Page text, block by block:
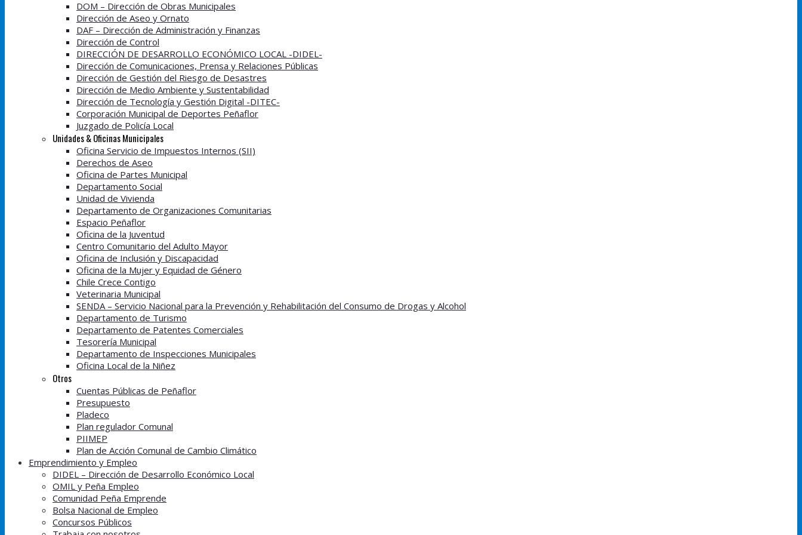
DOM – Dirección de Obras Municipales
Dirección de Aseo y Ornato
DAF – Dirección de Administración y Finanzas
Dirección de Control
DIRECCIÓN DE DESARROLLO ECONÓMICO LOCAL -DIDEL-
Dirección de Comunicaciones, Prensa y Relaciones Públicas
Dirección de Gestión del Riesgo de Desastres
Dirección de Medio Ambiente y Sustentabilidad
Dirección de Tecnología y Gestión Digital -DITEC-
Corporación Municipal de Deportes Peñaflor
Juzgado de Policía Local
Unidades & Oficinas Municipales
Oficina Servicio de Impuestos Internos (SII)
Derechos de Aseo
Oficina de Partes Municipal
Departamento Social
Unidad de Vivienda
Departamento de Organizaciones Comunitarias
Espacio Peñaflor
Oficina de la Juventud
Centro Comunitario del Adulto Mayor
Oficina de Inclusión y Discapacidad
Oficina de la Mujer y Equidad de Género
Chile Crece Contigo
Veterinaria Municipal
SENDA – Servicio Nacional para la Prevención y Rehabilitación del Consumo de Drogas y Alcohol
Departamento de Turismo
Departamento de Patentes Comerciales
Tesorería Municipal
Departamento de Inspecciones Municipales
Oficina Local de la Niñez
Otros
Cuentas Públicas de Peñaflor
Presupuesto
Pladeco
Plan regulador Comunal
PIIMEP
Plan de Acción Comunal de Cambio Climático
Emprendimiento y Empleo
DIDEL – Dirección de Desarrollo Económico Local
OMIL y Peña Empleo
Comunidad Peña Emprende
Bolsa Nacional de Empleo
Concursos Públicos